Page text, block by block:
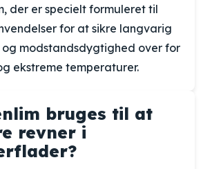
der er specielt formuleret til
for at sikre langvarig
modstandsdygtighed over for
ekstreme temperaturer.
bruges til at
revner i